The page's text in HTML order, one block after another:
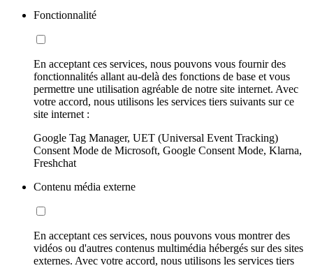
Fonctionnalité
En acceptant ces services, nous pouvons vous fournir des
fonctionnalités allant au-delà des fonctions de base et vous
permettre une utilisation agréable de notre site internet. Avec
votre accord, nous utilisons les services tiers suivants sur ce
site internet :
Google Tag Manager, UET (Universal Event Tracking)
Consent Mode de Microsoft, Google Consent Mode, Klarna,
Freshchat
Contenu média externe
En acceptant ces services, nous pouvons vous montrer des
vidéos ou d'autres contenus multimédia hébergés sur des sites
externes. Avec votre accord, nous utilisons les services tiers